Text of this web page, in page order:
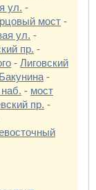
ул. -
мост -
ул. -
пр. -
- Лиговский
-
- мост
пр. -